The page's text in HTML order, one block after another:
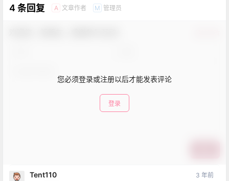
4 条回复 A 文章作者 M 管理员
您必须登录或注册以后才能发表评论
登录
Tent110 3 年前